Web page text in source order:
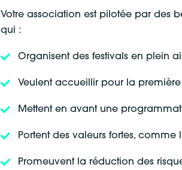
Votre association est pilotée par des
qui :
Organisent des festivals en plein
Veulent accueillir pour la
Mettent en avant une
Portent des valeurs fortes, comme
Promeuvent la réduction des